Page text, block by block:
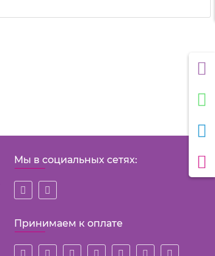
Мы в социальных сетях:
Принимаем к оплате